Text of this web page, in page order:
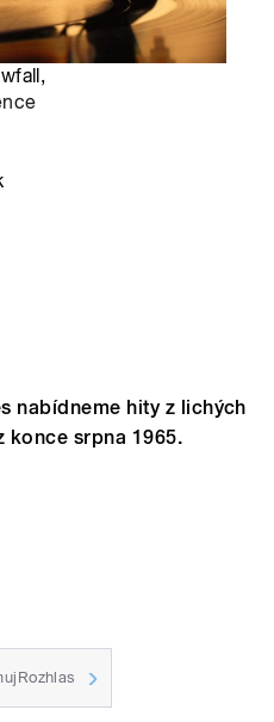
nabídneme hity z lichých
konce srpna 1965.